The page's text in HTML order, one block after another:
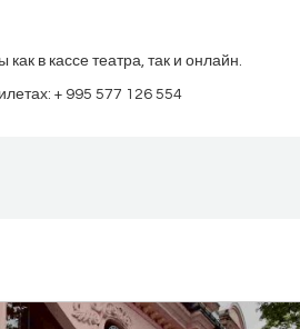
в кассе театра, так и онлайн.
+ 995 577 126 554